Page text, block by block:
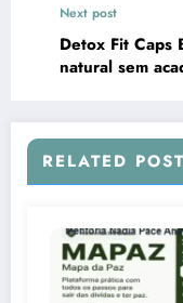
Next post
Detox Fit Caps
natural sem
RELATED